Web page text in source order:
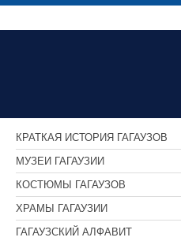
КРАТКАЯ ИСТОРИЯ ГАГАУЗОВ
МУЗЕИ ГАГАУЗИИ
КОСТЮМЫ ГАГАУЗОВ
ХРАМЫ ГАГАУЗИИ
ГАГАУЗСКИЙ АЛФАВИТ